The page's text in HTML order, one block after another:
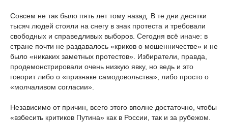
Совсем не так было пять лет тому назад. В те дни десятки
тысяч людей стояли на снегу в знак протеста и требовали
свободных и справедливых выборов. Сегодня всё иначе: в
стране почти не раздавалось «криков о мошенничестве» и не
было «никаких заметных протестов». Избиратели, правда,
продемонстрировали очень низкую явку, но ведь и это
говорит либо о «признаке самодовольства», либо просто о
«молчаливом согласии».
Независимо от причин, всего этого вполне достаточно, чтобы
«взбесить критиков Путина» как в России, так и за рубежом.